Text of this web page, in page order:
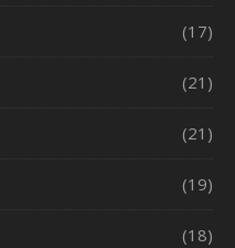
(17)
(21)
(21)
(19)
(18)